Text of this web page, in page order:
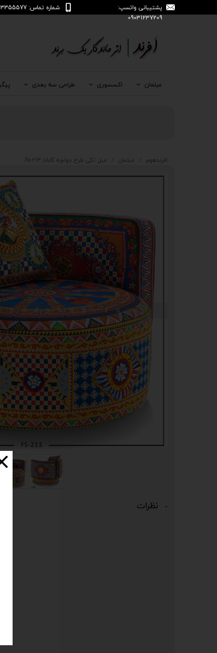
پشتیبانی واتسپ:
09031237209
شماره تماس: 04133355577
مبلمان اکسسوری طراحی سه بعدی
افرندهوم مبلمان مبل تکی طرح دولچه گابانا fs-213
نظرات